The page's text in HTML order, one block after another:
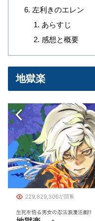
左利きのエレン
あらすじ
感想と概要
地獄楽